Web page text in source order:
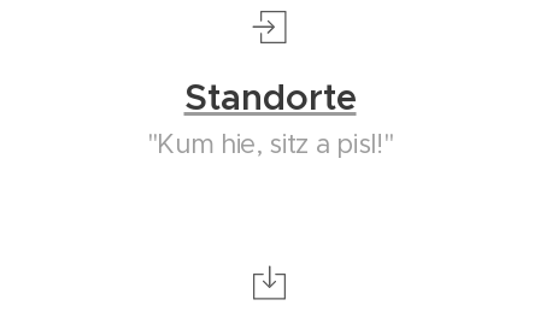
Standorte
"Kum hie, sitz a pisl!"